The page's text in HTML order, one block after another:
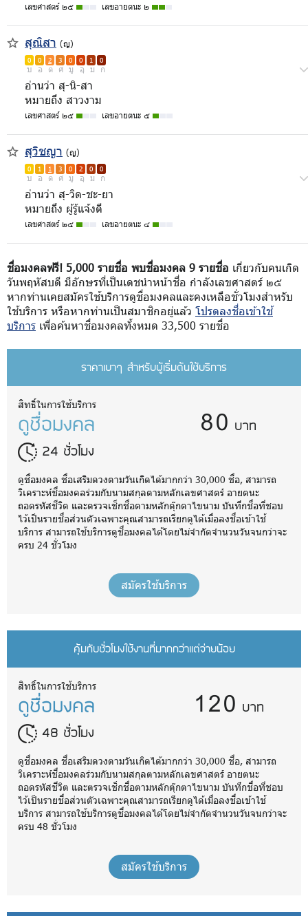
เลขศาสตร์ ๒๕ เลขอายตนะ ๒
สุณิสา (ญ)
0 0 2 3 0 0 1 0
บ อ ด ศ มู อุ ม ก
อ่านว่า สุ-นิ-สา
หมายถึง สาวงาม
เลขศาสตร์ ๒๕ เลขอายตนะ ๕
สุวิชญา (ญ)
0 1 1 3 0 2 0 0
บ อ ด ศ มู อุ ม ก
อ่านว่า สุ-วิด-ชะ-ยา
หมายถึง ผู้รู้แจ้งดี
เลขศาสตร์ ๒๕ เลขอายตนะ ๔
ชื่อมงคลฟรี! 5,000 รายชื่อ พบชื่อมงคล 9 รายชื่อ เกี่ยวกับคนเกิด
วันพฤหัสบดี มีอักษรที่เป็นเดชนำหน้าชื่อ กำลังเลขศาสตร์ ๒๕
หากท่านเคยสมัครใช้บริการดูชื่อมงคลและคงเหลือชั่วโมงสำหรับ
ใช้บริการ หรือหากท่านเป็นสมาชิกอยู่แล้ว โปรดลงชื่อเข้าใช้
บริการ เพื่อค้นหาชื่อมงคลทั้งหมด 33,500 รายชื่อ
ราคาเบาๆ สำหรับผู้เริ่มต้นใช้บริการ
สิทธิ์ในการใช้บริการ
ดูชื่อมงคล
24 ชั่วโมง
80 บาท
ดูชื่อมงคล ชื่อเสริมดวงตามวันเกิดได้มากกว่า 30,000 ชื่อ, สามารถ
วิเคราะห์ชื่อมงคลร่วมกับนามสกุลตามหลักเลขศาสตร์ อายตนะ
ถอดรหัสชีวิต และตรวจเช็กชื่อตามหลักตุ๊กตาไขนาม บันทึกชื่อที่ชอบ
ไว้เป็นรายชื่อส่วนตัวเฉพาะคุณสามารถเรียกดูได้เมื่อลงชื่อเข้าใช้
บริการ สามารถใช้บริการดูชื่อมงคลได้โดยไม่จำกัดจำนวนวันจนกว่าจะ
ครบ 24 ชั่วโมง
สมัครใช้บริการ
คุ้มกับชั่วโมงใช้งานที่มากกว่าแต่จ่ายน้อย
สิทธิ์ในการใช้บริการ
ดูชื่อมงคล
48 ชั่วโมง
120 บาท
ดูชื่อมงคล ชื่อเสริมดวงตามวันเกิดได้มากกว่า 30,000 ชื่อ, สามารถ
วิเคราะห์ชื่อมงคลร่วมกับนามสกุลตามหลักเลขศาสตร์ อายตนะ
ถอดรหัสชีวิต และตรวจเช็กชื่อตามหลักตุ๊กตาไขนาม บันทึกชื่อที่ชอบ
ไว้เป็นรายชื่อส่วนตัวเฉพาะคุณสามารถเรียกดูได้เมื่อลงชื่อเข้าใช้
บริการ สามารถใช้บริการดูชื่อมงคลได้โดยไม่จำกัดจำนวนวันจนกว่าจะ
ครบ 48 ชั่วโมง
สมัครใช้บริการ